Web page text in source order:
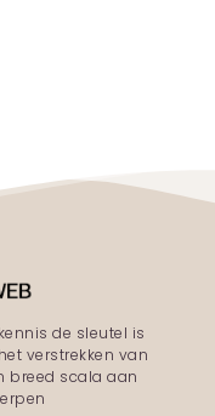
de sleutel is
verstrekken van
breed scala aan